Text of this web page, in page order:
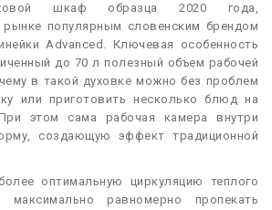
шкаф образца 2020 года,
популярным словенским брендом
Advanced. Ключевая особенность
до 70 л полезный объем рабочей
в такой духовке можно без проблем
или приготовить несколько блюд на
этом сама рабочая камера внутри
создающую эффект традиционной
оптимальную циркуляцию теплого
максимально равномерно пропекать